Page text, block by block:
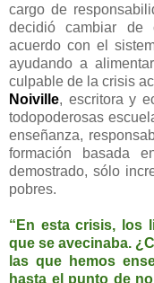
cargo de
decidió cambiar
acuerdo con el
ayudando a
culpable de la crisis
Noiville, escritora y
todopoderosas
enseñanza,
formación basada
demostrado, sólo
pobres.
“En esta crisis, los
que se avecinaba.
las que hemos
hasta el punto de